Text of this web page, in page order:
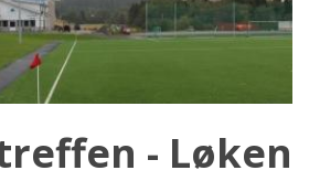
- Løken